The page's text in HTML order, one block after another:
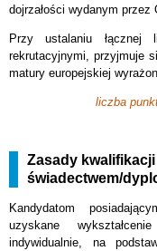
dojrzałości wydanym przez
Przy ustalaniu
rekrutacyjnymi, przyjmuje
matury europejskiej
liczba
Zasady
świadectwem/
Kandydatom
uzyskane
indywidualnie, na